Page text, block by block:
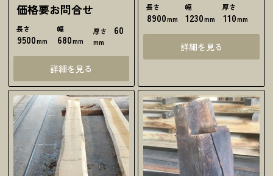
価格要お問合せ
長さ
9500mm
幅
680mm
厚さ 60
mm
詳細を見る
長さ
8900mm
幅
1230mm
厚さ
110mm
詳細を見る